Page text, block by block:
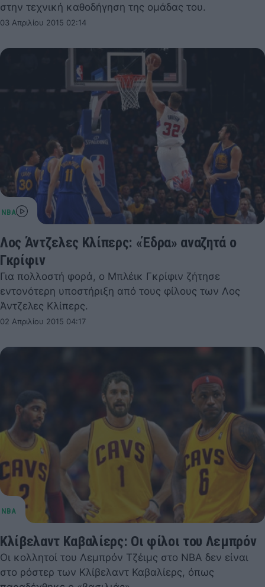
στην τεχνική καθοδήγηση της ομάδας του.
03 Απριλίου 2015 02:14
Λος Άντζελες Κλίπερς: «Έδρα» αναζητά ο
Γκρίφιν
Για πολλοστή φορά, ο Μπλέικ Γκρίφιν ζήτησε
εντονότερη υποστήριξη από τους φίλους των Λος
Άντζελες Κλίπερς.
02 Απριλίου 2015 04:17
Κλίβελαντ Καβαλίερς: Οι φίλοι του Λεμπρόν
Οι κολλητοί του Λεμπρόν Τζέιμς στο NBA δεν είναι
στο ρόστερ των Κλίβελαντ Καβαλίερς, όπως